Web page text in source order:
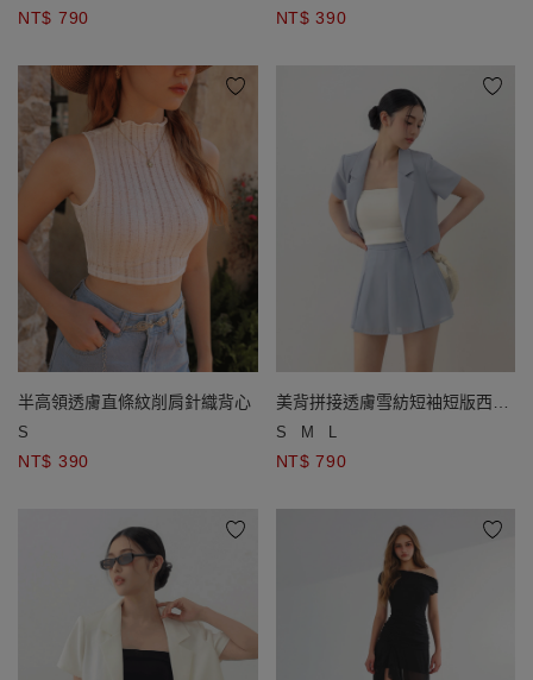
NT$ 790 NT$ 390
半高領透膚直條紋削肩針織背心
S
NT$ 390
美背拼接透膚雪紡短袖短版西裝
外套( 附墊肩)
S M L
NT$ 790